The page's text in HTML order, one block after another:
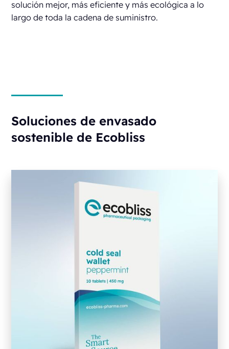
solución mejor, más eficiente y más ecológicaa lo
largo de toda la cadena de suministro.
Soluciones de envasado
sostenible de Ecobliss